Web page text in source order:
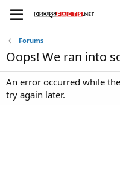
Forums
Oops! We ran into
An error occurred while
try again later.